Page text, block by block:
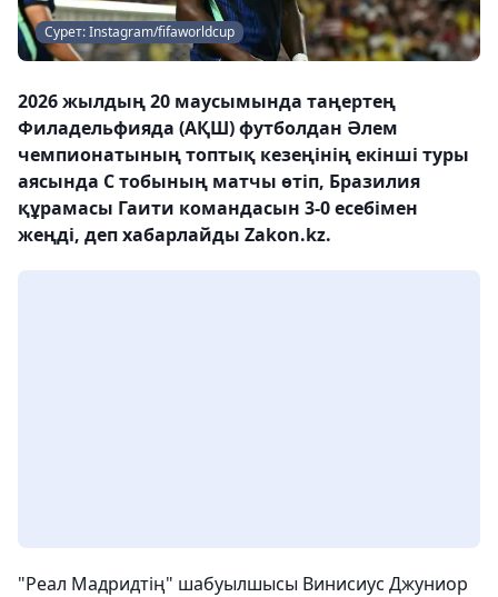
Сурет: Instagram/fifaworldcup
2026 жылдың 20 маусымында таңертең
Филадельфияда (АҚШ) футболдан Әлем
чемпионатының топтық кезеңінің екінші туры
аясында С тобының матчы өтіп, Бразилия
құрамасы Гаити командасын 3-0 есебімен
жеңді, деп хабарлайды Zakon.kz.
"Реал Мадридтің" шабуылшысы Винисиус Джуниор